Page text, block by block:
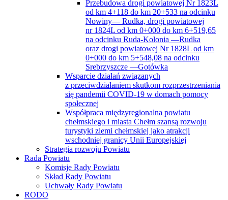
Komisje Rady Powiatu
Skład Rady Powiatu
Uchwały Rady Powiatu
Stan przejezdności dróg
Kierownictwo
Sekretarz Powiatu
Skarbnik Powiatu
Starosta
Wicestarosta
Schemat Organizacyjny
Archiwum Zakładowe
Biuro Samorządowe
Biuro Starosty
Inspektor Ochrony Danych
Pełnomocnik do spraw Ochrony Informacji
Niejawnych
Wydział Architektury i Budownictwa